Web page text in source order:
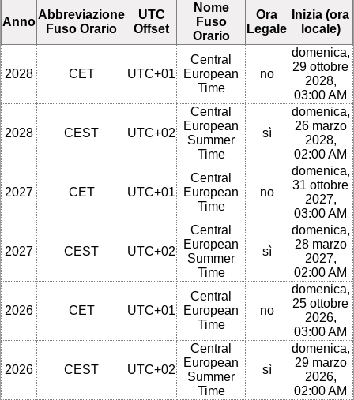
Anno
Abbreviazione
Fuso Orario
UTC
Offset
Nome
Fuso
Orario
Ora
Legale
Inizia (ora
locale)
2028 CET UTC+01
Central
European
Time
no
domenica,
29 ottobre
2028,
03:00 AM
2028 CEST UTC+02
Central
European
Summer
Time
sì
domenica,
26 marzo
2028,
02:00 AM
2027 CET UTC+01
Central
European
Time
no
domenica,
31 ottobre
2027,
03:00 AM
2027 CEST UTC+02
Central
European
Summer
Time
sì
domenica,
28 marzo
2027,
02:00 AM
2026 CET UTC+01
Central
European
Time
no
domenica,
25 ottobre
2026,
03:00 AM
2026 CEST UTC+02
Central
European
Summer
Time
sì
domenica,
29 marzo
2026,
02:00 AM